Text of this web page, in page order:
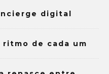
digital
de cada um